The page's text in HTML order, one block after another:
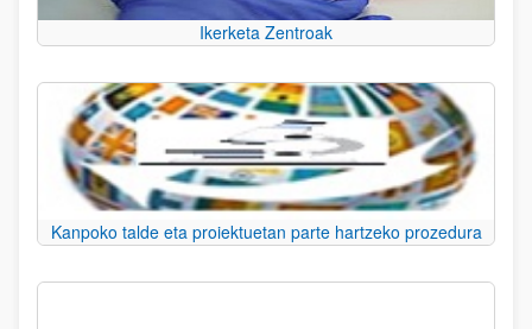
Ikerketa Zentroak
Kanpoko talde eta proiektuetan parte hartzeko prozedura